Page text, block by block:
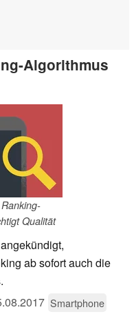
Algorithmus
Qualität
ab sofort auch die
Smartphone